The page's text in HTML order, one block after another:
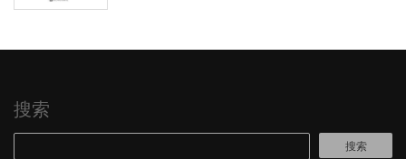
搜索
搜索